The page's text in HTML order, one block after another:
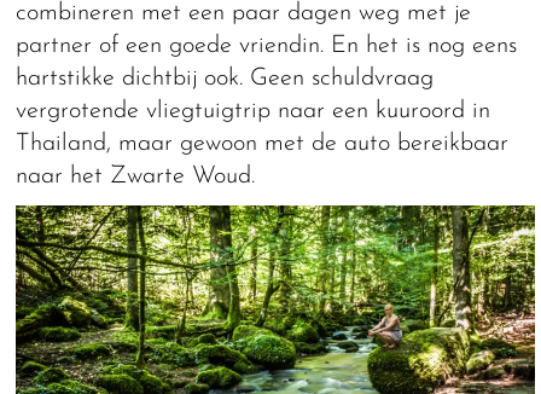
combineren met een paar dagen weg met je
partner of een goede vriendin. En het is nog eens
hartstikke dichtbij ook. Geen schuldvraag
vergrotende vliegtuigtrip naar een kuuroord in
Thailand, maar gewoon met de auto bereikbaar
naar het Zwarte Woud.